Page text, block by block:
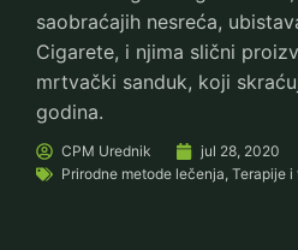
saobraćajih nesreća,
Cigarete, i njima slični
mrtvački sanduk, koji
godina.
CPM Urednik
jul 28, 2020
Prirodne metode lečenja,Terapije i